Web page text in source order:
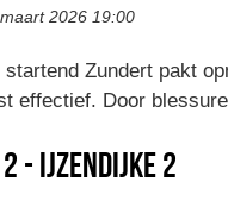
2026 19:00
startend Zundert pakt
effectief. Door
- Ijzendijke 2